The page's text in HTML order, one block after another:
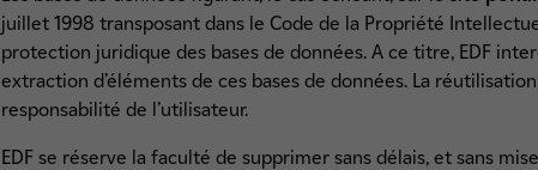
juillet 1998 transposant dans le Code de la Propriété
protection juridique des bases de données. A ce titre, EDF
extraction d’éléments de ces bases de données. La
responsabilité de l’utilisateur.
EDF se réserve la faculté de supprimer sans délais, et sans